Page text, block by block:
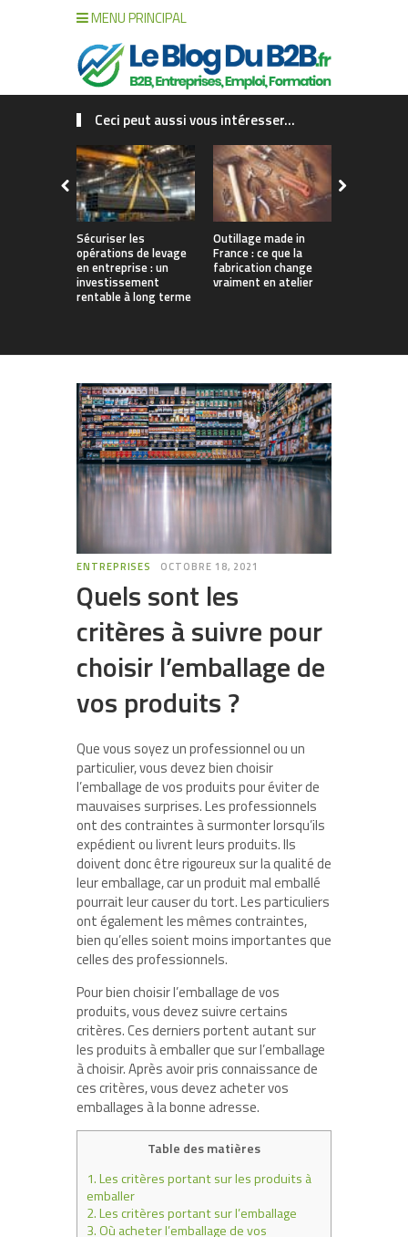
MENU PRINCIPAL
Ceci peut aussi vous intéresser...
Sécuriser les
opérations de levage
en entreprise : un
investissement
rentable à long terme
Outillage made in
France : ce que la
fabrication change
vraiment en atelier
ENTREPRISES OCTOBRE 18, 2021
Quels sont les
critères à suivre pour
choisir l’emballage de
vos produits ?
Que vous soyez un professionnel ou un
particulier, vous devez bien choisir
l’emballage de vos produits pour éviter de
mauvaises surprises. Les professionnels
ont des contraintes à surmonter lorsqu’ils
expédient ou livrent leurs produits. Ils
doivent donc être rigoureux sur la qualité de
leur emballage, car un produit mal emballé
pourrait leur causer du tort. Les particuliers
ont également les mêmes contraintes,
bien qu’elles soient moins importantes que
celles des professionnels.
Pour bien choisir l’emballage de vos
produits, vous devez suivre certains
critères. Ces derniers portent autant sur
les produits à emballer que sur l’emballage
à choisir. Après avoir pris connaissance de
ces critères, vous devez acheter vos
emballages à la bonne adresse.
Table des matières
1.Les critères portant sur les produits à
emballer
2.Les critères portant sur l’emballage
3.Où acheter l’emballage de vos